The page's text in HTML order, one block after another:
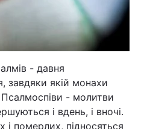
- давня
завдяки якій монахи
- молитви
і вдень, і вночі.
померлих, підносяться